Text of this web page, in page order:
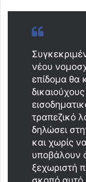
νέου
επίδομα θα
τραπεζικό
δηλώσει
και χωρίς
υποβάλουν
ξεχωριστή